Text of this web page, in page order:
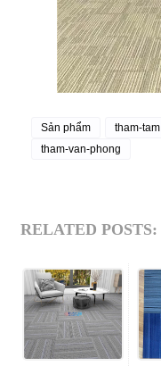
Sản phẩm tham-tam
tham-van-phong
RELATED POSTS: